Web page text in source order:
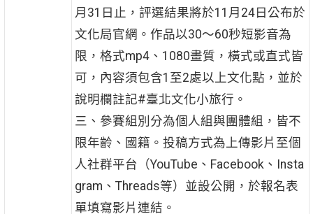
月31日止，評選結果將於11月24日公布於
文化局官網。作品以30～60秒短影音為
限，格式mp4、1080畫質，橫式或直式皆
可，內容須包含1至2處以上文化點，並於
說明欄註記#臺北文化小旅行。
三、參賽組別分為個人組與團體組，皆不
限年齡、國籍。投稿方式為上傳影片至個
人社群平台（YouTube、Facebook、Insta
gram、Threads等）並設公開，於報名表
單填寫影片連結。